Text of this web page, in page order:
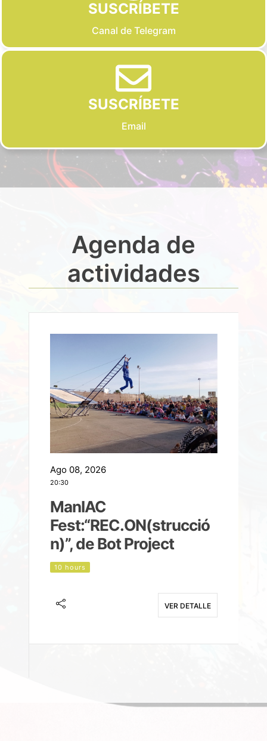
SUSCRÍBETE
Canal de Telegram
SUSCRÍBETE
Email
Agenda de
actividades
Ago 08, 2026
20:30
ManIAC
Fest:“REC.ON(strucció
n)”, de Bot Project
10 hours
VER DETALLE